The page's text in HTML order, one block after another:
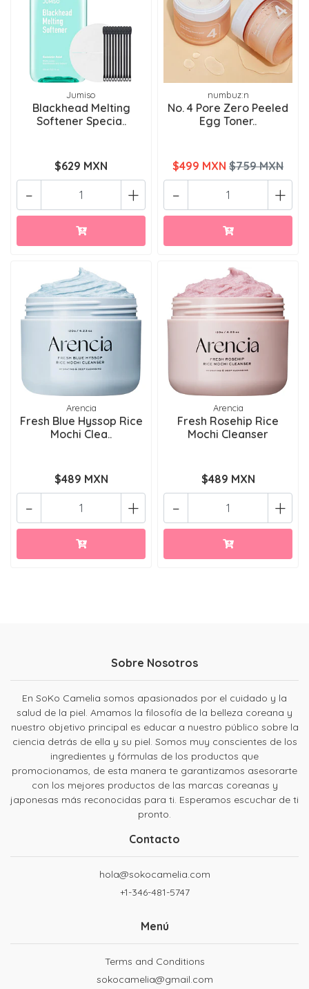
Jumiso
Blackhead Melting
Softener Specia..
$629 MXN
+
-
numbuz:n
No. 4 Pore Zero Peeled
Egg Toner..
$499 MXN $759 MXN
+
-
Arencia
Fresh Blue Hyssop Rice
Mochi Clea..
$489 MXN
+
-
Arencia
Fresh Rosehip Rice
Mochi Cleanser
$489 MXN
+
-
Sobre Nosotros
En SoKo Camelia somos apasionados por el cuidado y la
salud de la piel. Amamos la filosofía de la belleza coreana y
nuestro objetivo principal es educar a nuestro público sobre la
ciencia detrás de ella y su piel. Somos muy conscientes de los
ingredientes y fórmulas de los productos que
promocionamos, de esta manera te garantizamos asesorarte
con los mejores productos de las marcas coreanas y
japonesas más reconocidas para ti. Esperamos escuchar de ti
pronto.
Contacto
hola@sokocamelia.com
+1-346-481-5747
Menú
Terms and Conditions
sokocamelia@gmail.com